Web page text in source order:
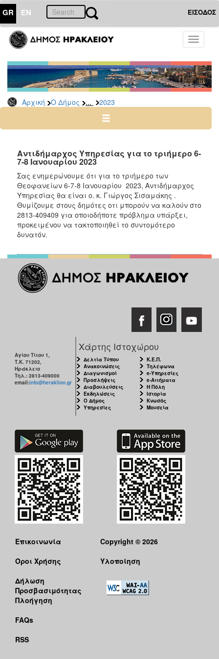
GR EN ΕΙΣΟΔΟΣ
Toggle
Αρχική Ο Δήμος ... 2023
ΔΗΜΟΣ
Δελτία
Τύπου
Αρχείο
2026
2024
2022
2021
2020
2019
2018
2017
2015
2013
2012
ΑΝΘΕΚΤΙΚΗ
ΠΟΛΗ
Αντιδήμαρχος Υπηρεσίας για το τριήμερο 6-
7-8 Ιανουαρίου 2023
Σας ενημερώνουμε ότι για το τριήμερο των
Θεοφανείων 6-7-8 Ιανουαρίου 2023, Αντιδήμαρχος
Υπηρεσίας θα είναι ο. κ. Γιώργος Σισαμάκης .
Θυμίζουμε στους δημότες οτι μπορούν να καλούν στο
2813-409409 για οποιοδήποτε πρόβλημα υπάρξει,
προκειμένου να τακτοποιηθεί το συντομότερο
δυνατόν.
Αγίου Τίτου 1,
Τ.Κ. 71202,
Ηράκλειο
Τηλ.: 2813-409000
email:info@heraklion.gr
Χάρτης Ιστοχώρου
Δελτία Τύπου
Ανακοινώσεις
Διαγωνισμοί
Προσλήψεις
Διαβουλεύσεις
Εκδηλώσεις
Ο Δήμος
Υπηρεσίες
Κ.Ε.Π.
Τηλέφωνα
e-Υπηρεσίες
e-Αιτήματα
Η Πόλη
Ιστορία
Κνωσός
Μουσεία
Επικοινωνία
Όροι Χρήσης
Δήλωση
Προσβασιμότητας
Πλοήγηση
FAQs
RSS
Copyright © 2026
Υλοποίηση